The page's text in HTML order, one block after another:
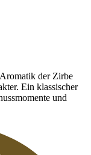
der Zirbe
Ein klassischer
und